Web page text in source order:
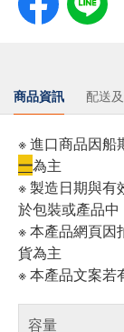
商品資訊 配送
※ 進口商品因船
一為主
※ 製造日期與有
於包裝或產品中
※ 本產品網頁因
貨為主
※ 本產品文案若
容量